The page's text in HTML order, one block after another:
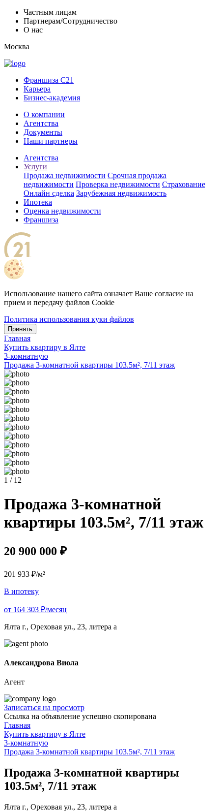
Частным лицам
Партнерам/Сотрудничество
О нас
Москва
Франшиза C21
Карьера
Бизнес-академия
О компании
Агентства
Документы
Наши партнеры
Агентства
Услуги
Продажа недвижимости Срочная продажа
недвижимости Проверка недвижимости Страхование
Онлайн сделка Зарубежная недвижимость
Ипотека
Оценка недвижимости
Франшиза
Использование нашего сайта означает Ваше согласие на
прием и передачу файлов Cookie
Политика использования куки файлов
Принять
Главная
Купить квартиру в Ялте
3-комнатную
Продажа 3-комнатной квартиры 103.5м², 7/11 этаж
1 / 12
Продажа 3-комнатной
квартиры 103.5м², 7/11 этаж
20 900 000 ₽
201 933 ₽/м²
В ипотеку
от 164 303 ₽/месяц
Ялта г., Ореховая ул., 23, литера а
Александрова Виола
Агент
Записаться на просмотр
Ссылка на объявление успешно скопирована
Главная
Купить квартиру в Ялте
3-комнатную
Продажа 3-комнатной квартиры 103.5м², 7/11 этаж
Продажа 3-комнатной квартиры
103.5м², 7/11 этаж
Ялта г., Ореховая ул., 23, литера а